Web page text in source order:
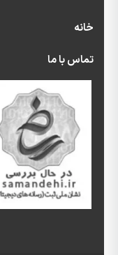
خانه
تماس با ما